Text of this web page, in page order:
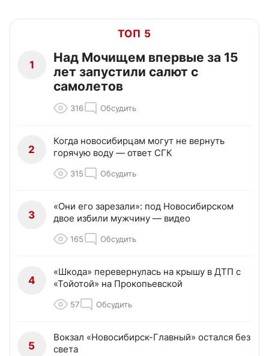
ТОП 5
1
Над Мочищем впервые за 15
лет запустили салют с
самолетов
316 Обсудить
2
Когда новосибирцам могут не вернуть
горячую воду — ответ СГК
315 Обсудить
3
«Они его зарезали»: под Новосибирском
двое избили мужчину — видео
165 Обсудить
4
«Шкода» перевернулась на крышу в ДТП с
«Тойотой» на Прокопьевской
57 Обсудить
5
Вокзал «Новосибирск-Главный» остался без
света